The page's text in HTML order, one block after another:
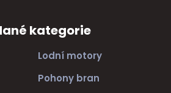
kategorie
Lodní motory
Pohony bran